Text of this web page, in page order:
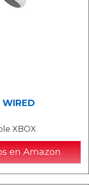
XBOX
en Amazon